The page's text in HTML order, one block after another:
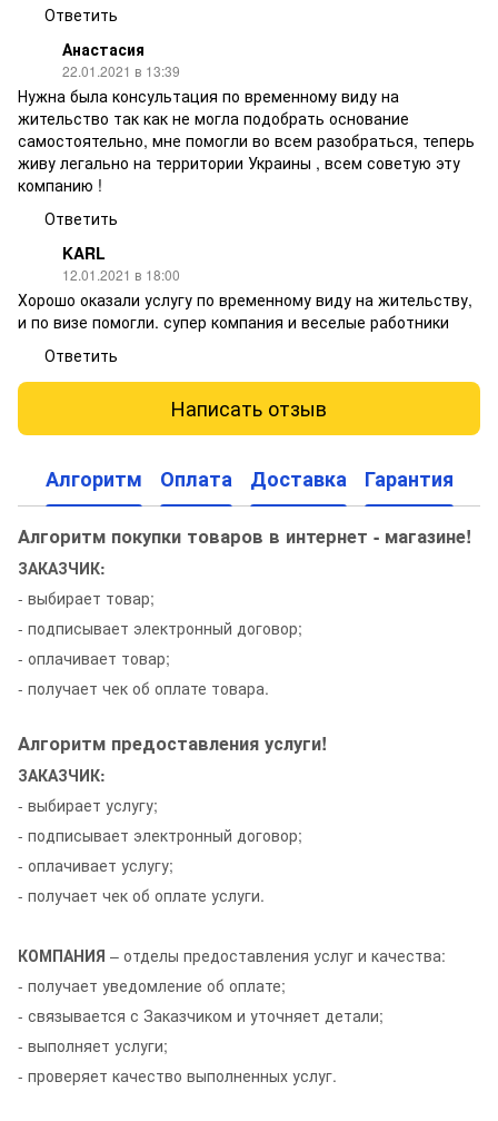
Ответить
Анастасия
22.01.2021 в 13:39
Нужна была консультация по временному виду на
жительство так как не могла подобрать основание
самостоятельно, мне помогли во всем разобраться, теперь
живу легально на территории Украины , всем советую эту
компанию !
Ответить
KARL
12.01.2021 в 18:00
Хорошо оказали услугу по временному виду на жительству,
и по визе помогли. супер компания и веселые работники
Ответить
Написать отзыв
Алгоритм Оплата Доставка Гарантия
Алгоритм покупки товаров в интернет - магазине!
ЗАКАЗЧИК:
- выбирает товар;
- подписывает электронный договор;
- оплачивает товар;
- получает чек об оплате товара.
Алгоритм предоставления услуги!
ЗАКАЗЧИК:
- выбирает услугу;
- подписывает электронный договор;
- оплачивает услугу;
- получает чек об оплате услуги.
КОМПАНИЯ – отделы предоставления услуг и качества:
- получает уведомление об оплате;
- связывается с Заказчиком и уточняет детали;
- выполняет услуги;
- проверяет качество выполненных услуг.